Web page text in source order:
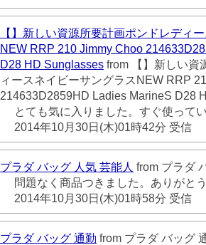
【】新しい資源所要計画ポンドレディ
NEW RRP 210 Jimmy Choo
D28 HD Sunglasses from 【】新しい資
ィースネイビーサングラスNEW RRP
214633D2859HD Ladies MarineS D28
とても気に入りました。すぐ使って
2014年10月30日(木)01時42分 受信
プラダ バッグ 人気 芸能人 from プラダ
問題なく商品つきました。ありがと
2014年10月30日(木)01時58分 受信
プラダ バッグ 通勤 from プラダ バッグ